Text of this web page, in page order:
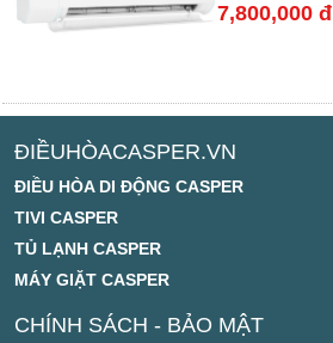
7,800,000 đ
ĐIỀUHÒACASPER.VN
ĐIỀU HÒA DI ĐỘNG CASPER
TIVI CASPER
TỦ LẠNH CASPER
MÁY GIẶT CASPER
CHÍNH SÁCH - BẢO MẬT